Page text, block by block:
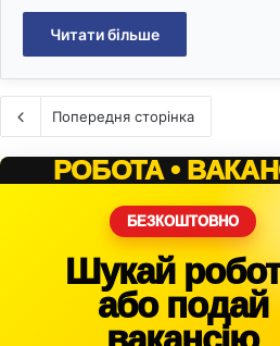
Читати більше
Попередня сторінка
РОБОТА •
БЕЗКОШТОВНО
Шукай
або подай